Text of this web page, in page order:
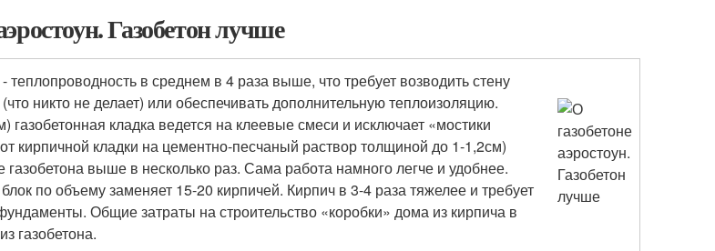
Газобетон лучше
теплопроводность в среднем в 4 раза выше, что требует возводить стену
никто не делает) или обеспечивать дополнительную теплоизоляцию.
кладка ведется на клеевые смеси и исключает «мостики
кирпичной кладки на цементно-песчаный раствор толщиной до 1-1,2см)
газобетона выше в несколько раз. Сама работа намного легче и удобнее.
по объему заменяет 15-20 кирпичей. Кирпич в 3-4 раза тяжелее и требует
Общие затраты на строительство «коробки» дома из кирпича в
газобетона.